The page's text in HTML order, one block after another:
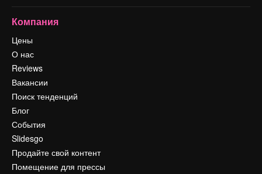
Компания
Цены
О нас
Reviews
Вакансии
Поиск тенденций
Блог
События
Slidesgo
Продайте свой контент
Помещение для прессы